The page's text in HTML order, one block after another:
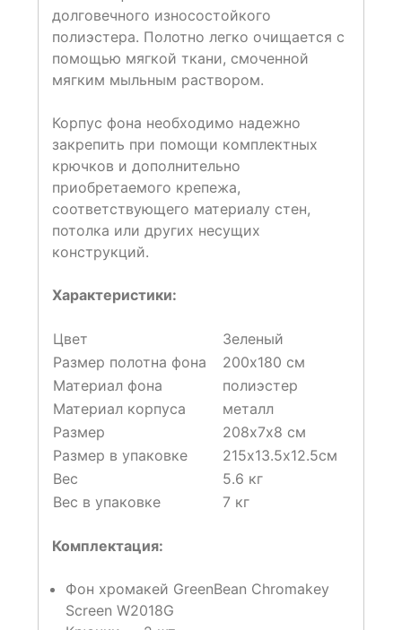
долговечного износостойкого
полиэстера. Полотно легко очищается с
помощью мягкой ткани, смоченной
мягким мыльным раствором.
Корпус фона необходимо надежно
закрепить при помощи комплектных
крючков и дополнительно
приобретаемого крепежа,
соответствующего материалу стен,
потолка или других несущих
конструкций.
Характеристики:
Цвет
Зеленый
Размер полотна фона
200х180 см
Материал фона
полиэстер
Материал корпуса
металл
Размер
208х7х8 см
Размер в упаковке
215х13.5х12.5см
Вес
5.6 кг
Вес в упаковке
7 кг
Комплектация:
Фон хромакей GreenBean Chromakey
Screen W2018G